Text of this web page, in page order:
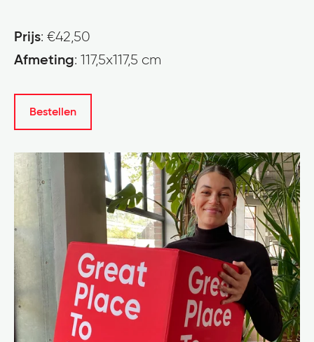
Prijs: €42,50
Afmeting: 117,5x117,5 cm
Bestellen